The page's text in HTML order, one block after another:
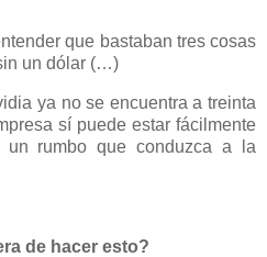
que bastaban tres cosas
un dólar (…)
ya no se encuentra a treinta
sí puede estar fácilmente
rumbo que conduzca a la
de hacer esto?